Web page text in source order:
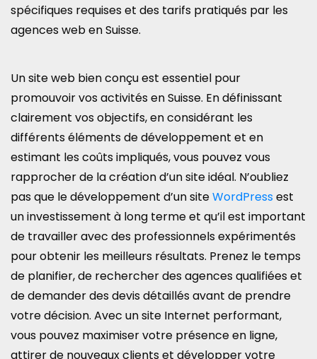
spécifiques requises et des tarifs pratiqués par les
agences web en Suisse.
Un site web bien conçu est essentiel pour
promouvoir vos activités en Suisse. En définissant
clairement vos objectifs, en considérant les
différents éléments de développement et en
estimant les coûts impliqués, vous pouvez vous
rapprocher de la création d’un site idéal. N’oubliez
pas que le développement d’un siteWordPressest
un investissement à long terme et qu’il est important
de travailler avec des professionnels expérimentés
pour obtenir les meilleurs résultats. Prenez le temps
de planifier, de rechercher des agences qualifiées et
de demander des devis détaillés avant de prendre
votre décision. Avec un site Internet performant,
vous pouvez maximiser votre présence en ligne,
attirer de nouveaux clients et développer votre